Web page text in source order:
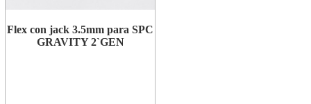
Flex con jack 3.5mm para SPC
GRAVITY 2`GEN